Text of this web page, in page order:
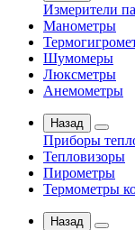
Измерители
Манометры
Шумомеры
Люксметры
Анемометры
Назад
Приборы
Тепловизоры
Пирометры
Термометры
Назад